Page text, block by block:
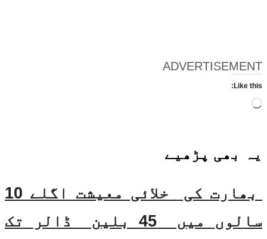
ADVERTISEMENT
Like this:
Loading…
یہ بھی پڑھیے
بھارت کی خلائی معیشت اگلے 10
سالوں میں 45 بلین ڈالر تک